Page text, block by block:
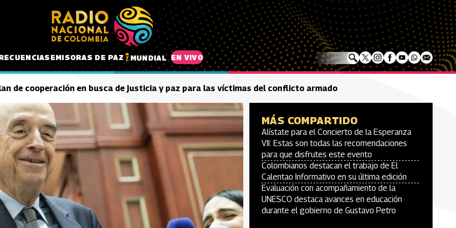
EMISORAS DE PAZ MUNDIAL EN VIVO
de cooperación en busca de justicia y paz para las víctimas del conflicto armado
MÁS COMPARTIDO
Alístate para el Concierto de la Esperanza
VII: Estas son todas las recomendaciones
para que disfrutes este evento
Colombianos destacan el trabajo de El
Calentao Informativo en su última edición
Evaluación con acompañamiento de la
UNESCO destaca avances en educación
durante el gobierno de Gustavo Petro